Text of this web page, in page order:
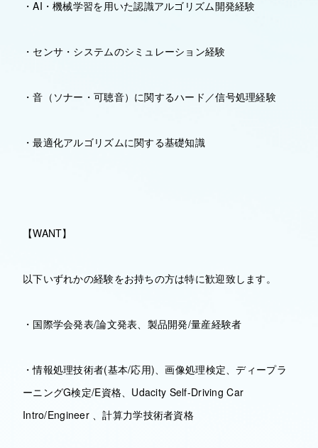
・AI・機械学習を用いた認識アルゴリズム開発経験
・センサ・システムのシミュレーション経験
・音（ソナー・可聴音）に関するハード／信号処理経験
・最適化アルゴリズムに関する基礎知識
【WANT】
以下いずれかの経験をお持ちの方は特に歓迎致します。
・国際学会発表/論文発表、製品開発/量産経験者
・情報処理技術者(基本/応用)、画像処理検定、ディープラ
ーニングG検定/E資格、Udacity Self-Driving Car
Intro/Engineer 、計算力学技術者資格